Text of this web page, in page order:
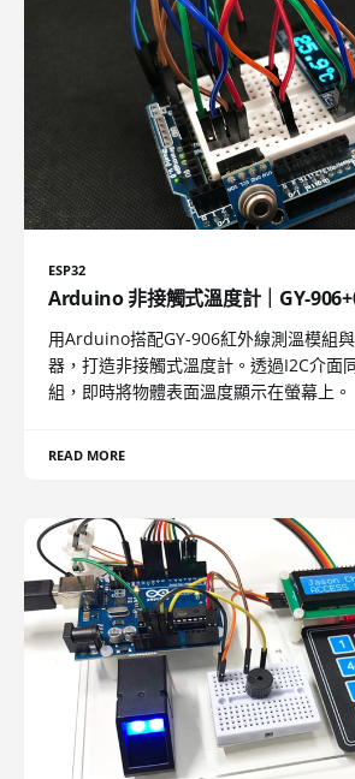
ESP32
Arduino 非接觸式溫度計｜GY-
用Arduino搭配GY-906紅外線測溫模組
器，打造非接觸式溫度計。透過I2C介面
組，即時將物體表面溫度顯示在螢幕上。
READ MORE